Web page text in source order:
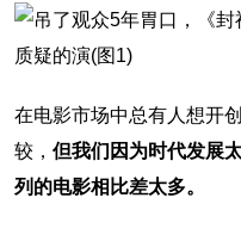
在电影市场中总有人想开
较， 但我们因为时代发展
列的电影相比差太多。